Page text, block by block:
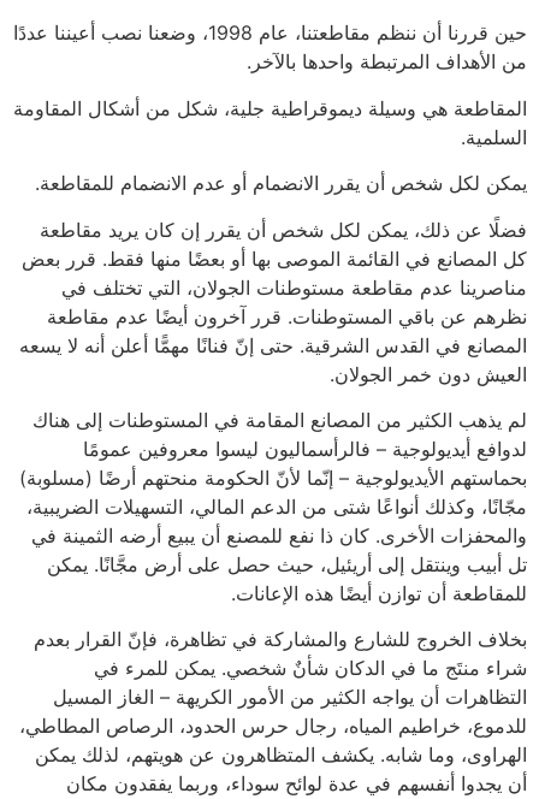
حين قررنا أن ننظم مقاطعتنا، عام 1998، وضعنا نصب أعيننا عددًا
من الأهداف المرتبطة واحدها بالآخر.
المقاطعة هي وسيلة ديموقراطية جلية، شكل من أشكال المقاومة
السلمية.
يمكن لكل شخص أن يقرر الانضمام أو عدم الانضمام للمقاطعة.
فضلًا عن ذلك، يمكن لكل شخص أن يقرر إن كان يريد مقاطعة
كل المصانع في القائمة الموصى بها أو بعضًا منها فقط. قرر بعض
مناصرينا عدم مقاطعة مستوطنات الجولان، التي تختلف في
نظرهم عن باقي المستوطنات. قرر آخرون أيضًا عدم مقاطعة
المصانع في القدس الشرقية. حتى إنّ فنانًا مهمًّا أعلن أنه لا يسعه
العيش دون خمر الجولان.
لم يذهب الكثير من المصانع المقامة في المستوطنات إلى هناك
لدوافع أيديولوجية – فالرأسماليون ليسوا معروفين عمومًا
بحماستهم الأيديولوجية – إنّما لأنّ الحكومة منحتهم أرضًا (مسلوبة)
مجّانًا، وكذلك أنواعًا شتى من الدعم المالي، التسهيلات الضريبية،
والمحفزات الأخرى. كان ذا نفع للمصنع أن يبيع أرضه الثمينة في
تل أبيب وينتقل إلى أريئيل، حيث حصل على أرض مجَّانًا. يمكن
للمقاطعة أن توازن أيضًا هذه الإعانات.
بخلاف الخروج للشارع والمشاركة في تظاهرة، فإنّ القرار بعدم
شراء منتَج ما في الدكان شأنٌ شخصي. يمكن للمرء في
التظاهرات أن يواجه الكثير من الأمور الكريهة – الغاز المسيل
للدموع، خراطيم المياه، رجال حرس الحدود، الرصاص المطاطي،
الهراوى، وما شابه. يكشف المتظاهرون عن هويتهم، لذلك يمكن
أن يجدوا أنفسهم في عدة لوائح سوداء، وربما يفقدون مكان